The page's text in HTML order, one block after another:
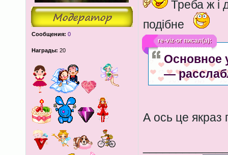
Сообщения: 0
Награды: 20
Треба ж і
подібне
re-viz-orписал(а):
Основное
—
А ось це якраз